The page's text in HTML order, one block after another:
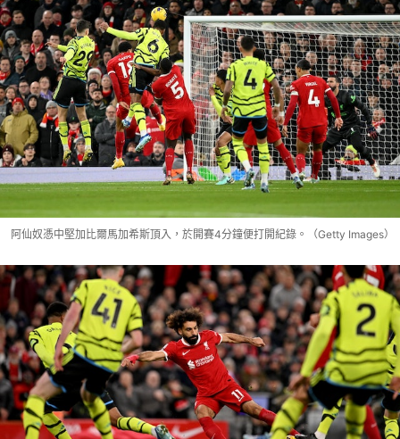
阿仙奴憑中堅加比爾馬加希斯頂入，於開賽4分鐘便打開紀錄。（Getty Images）